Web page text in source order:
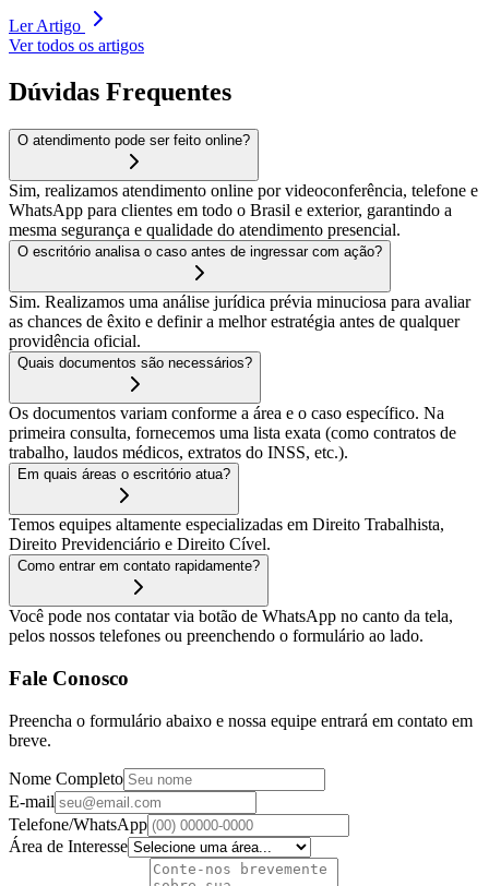
Ler Artigo
Ver todos os artigos
Dúvidas Frequentes
O atendimento pode ser feito online?
Sim, realizamos atendimento online por videoconferência, telefone e
WhatsApp para clientes em todo o Brasil e exterior, garantindo a
mesma segurança e qualidade do atendimento presencial.
O escritório analisa o caso antes de ingressar com ação?
Sim. Realizamos uma análise jurídica prévia minuciosa para avaliar
as chances de êxito e definir a melhor estratégia antes de qualquer
providência oficial.
Quais documentos são necessários?
Os documentos variam conforme a área e o caso específico. Na
primeira consulta, fornecemos uma lista exata (como contratos de
trabalho, laudos médicos, extratos do INSS, etc.).
Em quais áreas o escritório atua?
Temos equipes altamente especializadas em Direito Trabalhista,
Direito Previdenciário e Direito Cível.
Como entrar em contato rapidamente?
Você pode nos contatar via botão de WhatsApp no canto da tela,
pelos nossos telefones ou preenchendo o formulário ao lado.
Fale Conosco
Preencha o formulário abaixo e nossa equipe entrará em contato em
breve.
Nome Completo
E-mail
Telefone/WhatsApp
Área de Interesse